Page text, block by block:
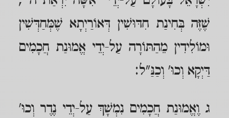
שֶׁזֶּה בְּחִינַת חִדּוּשִׁין דְּאוֹרַיְתָא שֶׁמְּחַדְּשִׁין
וּמוֹלִידִין מֵהַתּוֹרָה עַל-יְדֵי אֱמוּנַת חֲכָמִים
דַּיְקָא וְכוּ' וְכַנַּ"ל:
ג וֶאֱמוּנַת חֲכָמִים נִמְשָׁךְ עַל-יְדֵי נֶדֶר וְכוּ'